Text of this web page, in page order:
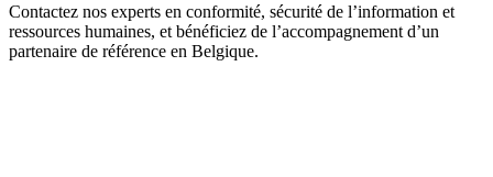
Contactez nos experts en conformité, sécurité de l’information et
ressources humaines, et bénéficiez de l’accompagnement d’un
partenaire de référence en Belgique.